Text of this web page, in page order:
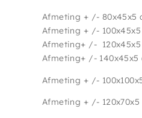
Afmeting + /- 80x45x5
Afmeting + /-
Afmeting+ /-
Afmeting+ /- 140x45x5
Afmeting + /-
Afmeting + /- 120x70x5